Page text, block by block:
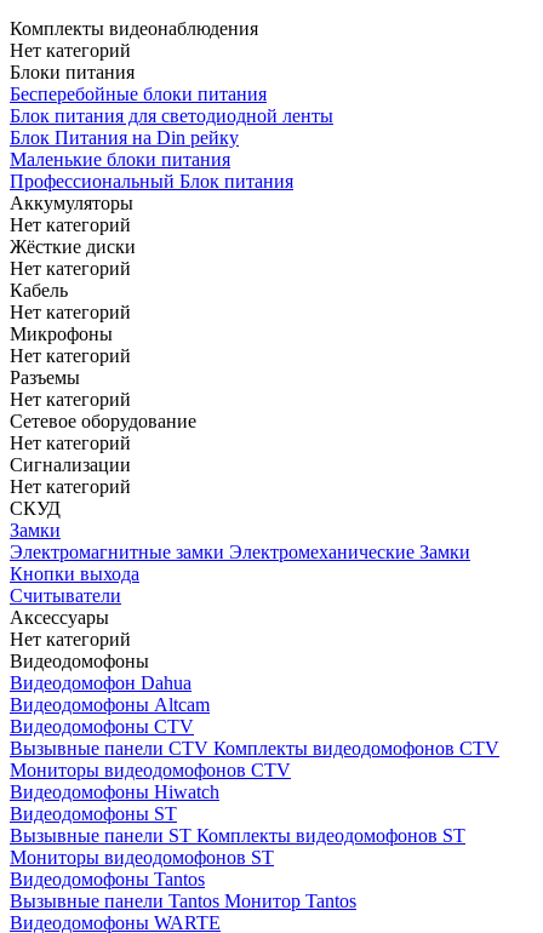
Комплекты видеонаблюдения
Нет категорий
Блоки питания
Бесперебойные блоки питания
Блок питания для светодиодной ленты
Блок Питания на Din рейку
Маленькие блоки питания
Профессиональный Блок питания
Аккумуляторы
Нет категорий
Жёсткие диски
Нет категорий
Кабель
Нет категорий
Микрофоны
Нет категорий
Разъемы
Нет категорий
Сетевое оборудование
Нет категорий
Сигнализации
Нет категорий
СКУД
Замки
Электромагнитные замки Электромеханические Замки
Кнопки выхода
Считыватели
Аксессуары
Нет категорий
Видеодомофоны
Видеодомофон Dahua
Видеодомофоны Altcam
Видеодомофоны CTV
Вызывные панели CTV Комплекты видеодомофонов CTV
Мониторы видеодомофонов CTV
Видеодомофоны Hiwatch
Видеодомофоны ST
Вызывные панели ST Комплекты видеодомофонов ST
Мониторы видеодомофонов ST
Видеодомофоны Tantos
Вызывные панели Tantos Монитор Tantos
Видеодомофоны WARTE